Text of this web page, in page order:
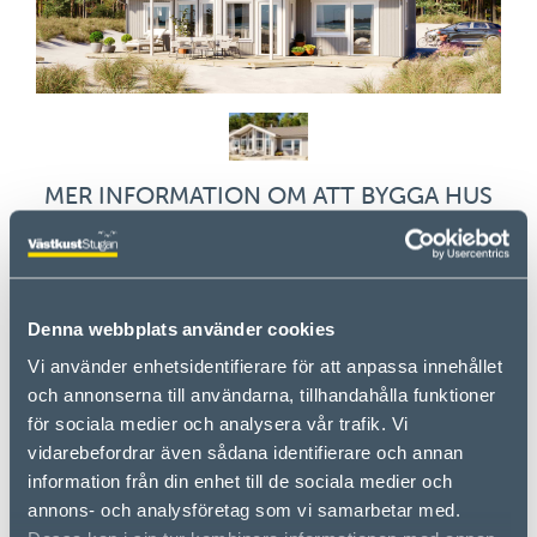
Denna webbplats använder cookies
Vi använder enhetsidentifierare för att anpassa innehållet
och annonserna till användarna, tillhandahålla funktioner
för sociala medier och analysera vår trafik. Vi
vidarebefordrar även sådana identifierare och annan
information från din enhet till de sociala medier och
annons- och analysföretag som vi samarbetar med.
MER INFORMATION OM ATT BYGGA HUS
BYGGPROCESS